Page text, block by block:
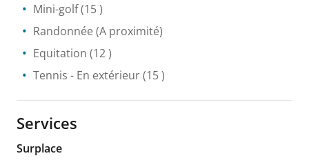
Mini-golf(15 )
Randonnée (A proximité)
Equitation (12 )
Tennis - En extérieur(15 )
Services
Surplace